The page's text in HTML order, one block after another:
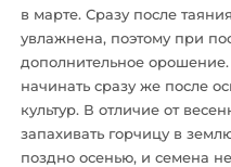
в марте. Сразу после
увлажнена, поэтому при
дополнительное
начинать сразу же после
культур. В отличие от
запахивать горчицу в
поздно осенью, и семена